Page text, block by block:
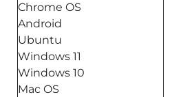
Chrome OS
Android
Ubuntu
Windows 11
Windows 10
Mac OS